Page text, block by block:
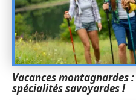
Vacances montagnardes
spécialités savoyardes !